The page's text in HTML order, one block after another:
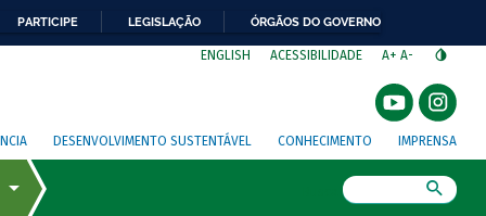
PARTICIPE LEGISLAÇÃO ÓRGÃOS DO GOVERNO
ENGLISH ACESSIBILIDADE A+ A-
DESENVOLVIMENTO SUSTENTÁVEL CONHECIMENTO IMPRENSA